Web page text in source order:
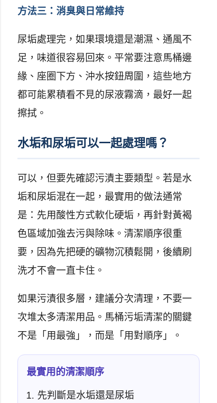
方法三：消臭與日常維持
尿垢處理完，如果環境還是潮濕、通風不
足，味道很容易回來。平常要注意馬桶邊
緣、座圈下方、沖水按鈕周圍，這些地方
都可能累積看不見的尿液霧滴，最好一起
擦拭。
水垢和尿垢可以一起處理嗎？
可以，但要先確認污漬主要類型。若是水
垢和尿垢混在一起，最實用的做法通常
是：先用酸性方式軟化硬垢，再針對黃褐
色區域加強去污與除味。清潔順序很重
要，因為先把硬的礦物沉積鬆開，後續刷
洗才不會一直卡住。
如果污漬很多層，建議分次清理，不要一
次堆太多清潔用品。馬桶污垢清潔的關鍵
不是「用最強」，而是「用對順序」。
最實用的清潔順序
先判斷是水垢還是尿垢